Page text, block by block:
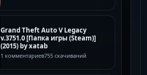
Grand Theft Auto V Legacy
v.3751.0 [Папка игры (Steam)]
(2015) by xatab
1 комментариев755 скачиваний